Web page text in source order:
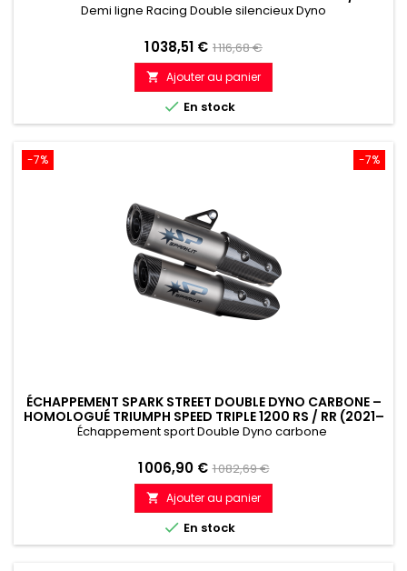
(2021–2024)
Demi ligne Racing Double silencieux Dyno
Prix
1 038,51 € Prix
de
référence
1 116,68 €
 Ajouter au panier
 En stock
-7%
-7%
ÉCHAPPEMENT SPARK STREET DOUBLE DYNO CARBONE –
HOMOLOGUÉ TRIUMPH SPEED TRIPLE 1200 RS / RR (2021–
2024)
Échappement sport Double Dyno carbone
Prix
1 006,90 € Prix
de
référence
1 082,69 €
 Ajouter au panier
 En stock